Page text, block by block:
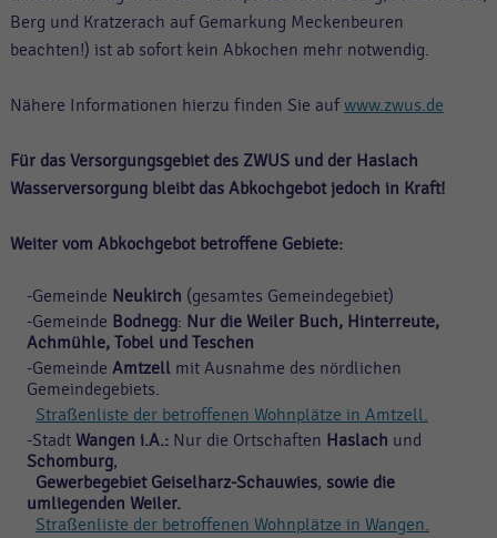
Berg und Kratzerach auf Gemarkung Meckenbeuren
beachten!) ist ab sofort kein Abkochen mehr notwendig.
Nähere Informationen hierzu finden Sie aufwww.zwus.de
Für das Versorgungsgebiet des ZWUS und der Haslach
Wasserversorgung bleibt das Abkochgebot jedoch in Kraft!
Weiter vom Abkochgebot betroffene Gebiete:
-Gemeinde Neukirch (gesamtes Gemeindegebiet)
-Gemeinde Bodnegg: Nur die Weiler Buch, Hinterreute,
Achmühle, Tobel und Teschen
-Gemeinde Amtzellmit Ausnahme des nördlichen
Gemeindegebiets.
Straßenliste der betroffenen Wohnplätze in Amtzell.
-Stadt Wangen i.A.: Nur die Ortschaften Haslach und
Schomburg,
Gewerbegebiet Geiselharz-Schauwies, sowie die
umliegenden Weiler.
Straßenliste der betroffenen Wohnplätze in Wangen.